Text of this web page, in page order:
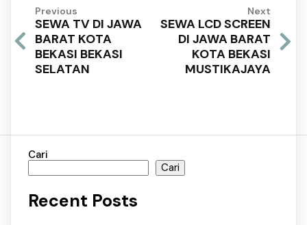
Previous
SEWA TV DI JAWA
BARAT KOTA
BEKASI BEKASI
SELATAN
Next
SEWA LCD SCREEN
DI JAWA BARAT
KOTA BEKASI
MUSTIKAJAYA
Cari
Cari
Recent Posts